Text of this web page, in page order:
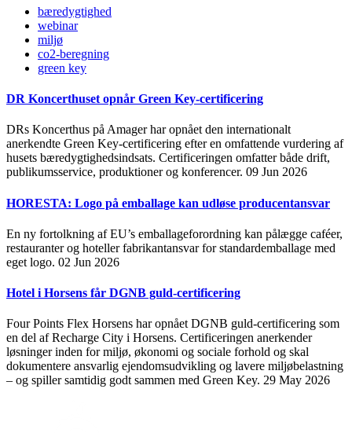
bæredygtighed
webinar
miljø
co2-beregning
green key
DR Koncerthuset opnår Green Key-certificering
DRs Koncerthus på Amager har opnået den internationalt
anerkendte Green Key-certificering efter en omfattende vurdering af
husets bæredygtighedsindsats. Certificeringen omfatter både drift,
publikumsservice, produktioner og konferencer. 09 Jun 2026
HORESTA: Logo på emballage kan udløse producentansvar
En ny fortolkning af EU’s emballageforordning kan pålægge caféer,
restauranter og hoteller fabrikantansvar for standardemballage med
eget logo. 02 Jun 2026
Hotel i Horsens får DGNB guld-certificering
Four Points Flex Horsens har opnået DGNB guld-certificering som
en del af Recharge City i Horsens. Certificeringen anerkender
løsninger inden for miljø, økonomi og sociale forhold og skal
dokumentere ansvarlig ejendomsudvikling og lavere miljøbelastning
– og spiller samtidig godt sammen med Green Key. 29 May 2026